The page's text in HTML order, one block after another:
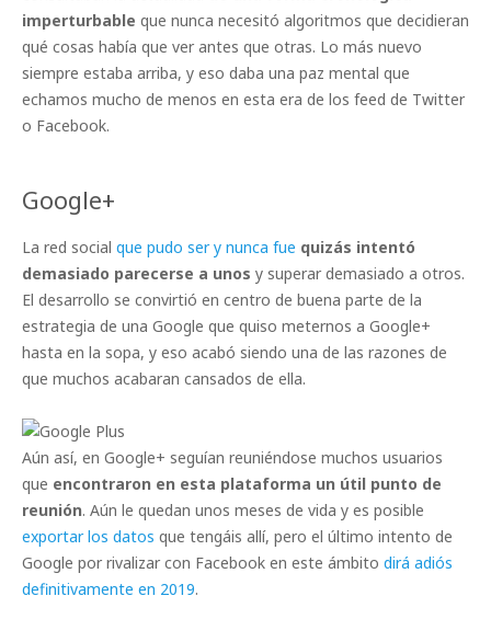
imperturbable que nunca necesitó algoritmos que decidieran
qué cosas había que ver antes que otras. Lo más nuevo
siempre estaba arriba, y eso daba una paz mental que
echamos mucho de menos en esta era de los feed de Twitter
o Facebook.
Google+
La red social que pudo ser y nunca fue quizás intentó
demasiado parecerse a unos y superar demasiado a otros.
El desarrollo se convirtió en centro de buena parte de la
estrategia de una Google que quiso meternos a Google+
hasta en la sopa, y eso acabó siendo una de las razones de
que muchos acabaran cansados de ella.
Aún así, en Google+ seguían reuniéndose muchos usuarios
que encontraron en esta plataforma un útil punto de
reunión. Aún le quedan unos meses de vida y es posible
exportar los datos que tengáis allí, pero el último intento de
Google por rivalizar con Facebook en este ámbito dirá adiós
definitivamente en 2019.